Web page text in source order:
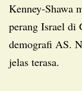
Kenney-Shawa menjelaskan bahwa dukungan terhadap
perang Israel di
demografi AS.
jelas terasa.